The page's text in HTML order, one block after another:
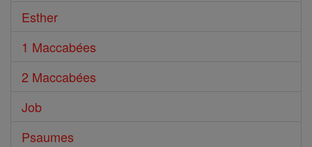
Esther
1 Maccabées
2 Maccabées
Job
Psaumes